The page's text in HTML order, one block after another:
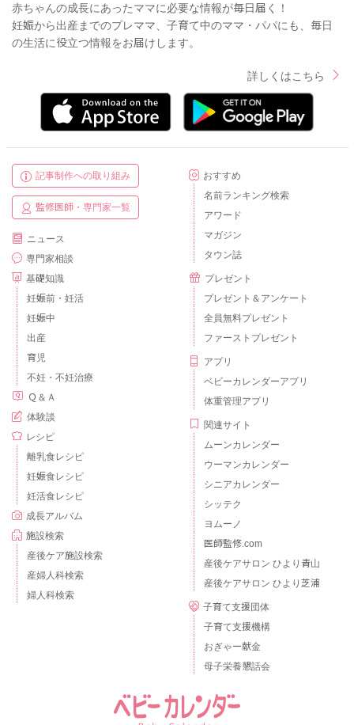
赤ちゃんの成長にあったママに必要な情報が毎日届く！
妊娠から出産までのプレママ、子育て中のママ・パパにも、毎日
の生活に役立つ情報をお届けします。
詳しくはこちら
記事制作への取り組み
監修医師・専門家一覧
ニュース
専門家相談
基礎知識
妊娠前・妊活
妊娠中
出産
育児
不妊・不妊治療
Ｑ＆Ａ
体験談
レシピ
離乳食レシピ
妊娠食レシピ
妊活食レシピ
成長アルバム
施設検索
産後ケア施設検索
産婦人科検索
婦人科検索
おすすめ
名前ランキング検索
アワード
マガジン
タウン誌
プレゼント
プレゼント＆アンケート
全員無料プレゼント
ファーストプレゼント
アプリ
ベビーカレンダーアプリ
体重管理アプリ
関連サイト
ムーンカレンダー
ウーマンカレンダー
シニアカレンダー
シッテク
ヨムーノ
医師監修.com
産後ケアサロン ひより青山
産後ケアサロン ひより芝浦
子育て支援団体
子育て支援機構
おぎゃー献金
母子栄養懇話会